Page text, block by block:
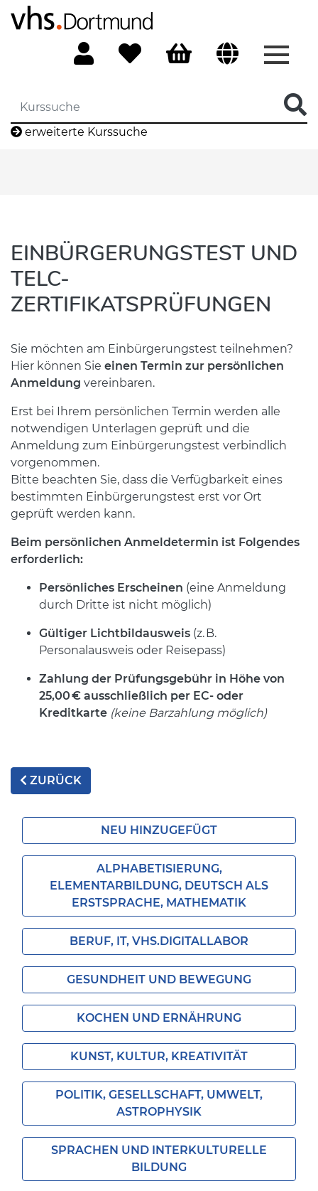
erweiterte Kurssuche
EINBÜRGERUNGSTEST UND
TELC-
ZERTIFIKATSPRÜFUNGEN
Sie möchten am Einbürgerungstest teilnehmen?
Hier können Sie einen Termin zur persönlichen
Anmeldung vereinbaren.
Erst bei Ihrem persönlichen Termin werden alle
notwendigen Unterlagen geprüft und die
Anmeldung zum Einbürgerungstest verbindlich
vorgenommen.
Bitte beachten Sie, dass die Verfügbarkeit eines
bestimmten Einbürgerungstest erst vor Ort
geprüft werden kann.
Beim persönlichen Anmeldetermin ist Folgendes
erforderlich:
Persönliches Erscheinen (eine Anmeldung
durch Dritte ist nicht möglich)
Gültiger Lichtbildausweis (z. B.
Personalausweis oder Reisepass)
Zahlung der Prüfungsgebühr in Höhe von
25,00€ ausschließlich per EC- oder
Kreditkarte (keine Barzahlung möglich)
ZURÜCK
NEU HINZUGEFÜGT
ALPHABETISIERUNG,
ELEMENTARBILDUNG, DEUTSCH ALS
ERSTSPRACHE, MATHEMATIK
BERUF, IT, VHS.DIGITALLABOR
GESUNDHEIT UND BEWEGUNG
KOCHEN UND ERNÄHRUNG
KUNST, KULTUR, KREATIVITÄT
POLITIK, GESELLSCHAFT, UMWELT,
ASTROPHYSIK
SPRACHEN UND INTERKULTURELLE
BILDUNG